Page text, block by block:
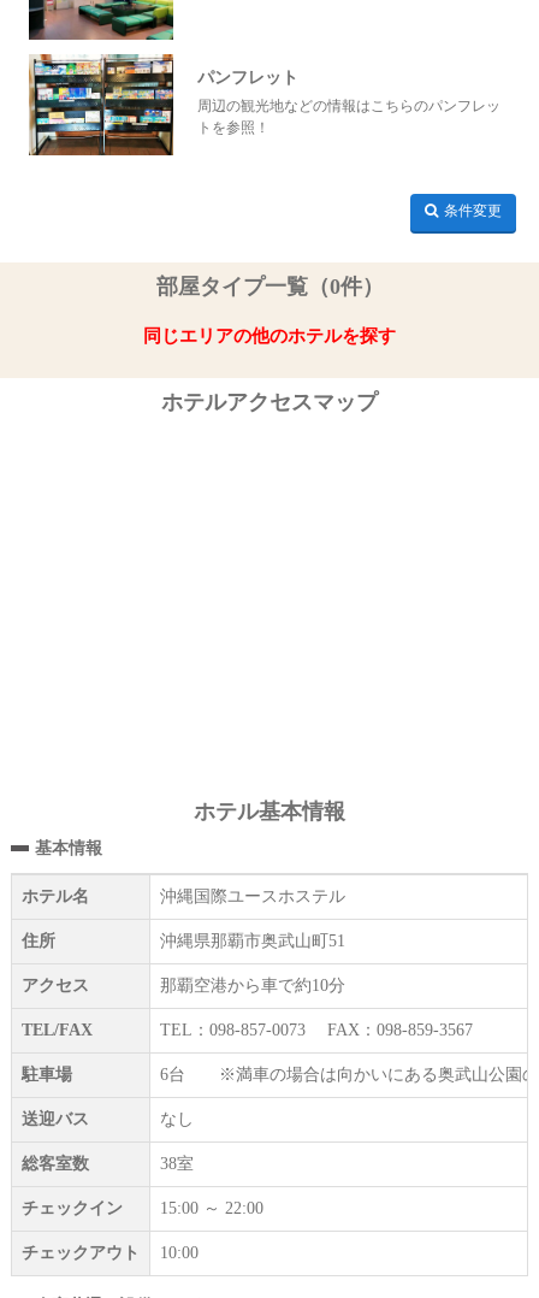
パンフレット
周辺の観光地などの情報はこちらのパンフレッ
トを参照！
条件変更
部屋タイプ一覧（0件）
同じエリアの他のホテルを探す
ホテルアクセスマップ
ホテル基本情報
基本情報
ホテル名 沖縄国際ユースホステル
住所 沖縄県那覇市奥武山町51
アクセス 那覇空港から車で約10分
TEL/FAX TEL：098-857-0073 FAX：098-859-3567
駐車場 6台 ※満車の場合は向かいにある奥武山公園の
送迎バス なし
総客室数 38室
チェックイン 15:00 ～ 22:00
チェックアウト 10:00